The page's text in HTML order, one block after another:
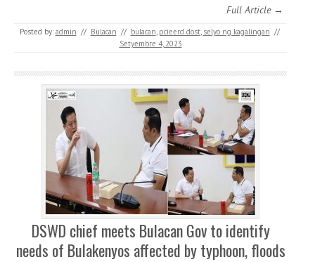
Full Article →
Posted by: admin // Bulacan // bulacan pcieerd dost, selyo ng kagalingan //
Setyembre 4, 2023
DSWD chief meets Bulacan Gov to identify
needs of Bulakenyos affected by typhoon, floods